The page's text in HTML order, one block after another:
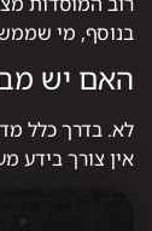
בנוסף, מי
האם יש
לא. בדרך כלל
אין צורך בידע